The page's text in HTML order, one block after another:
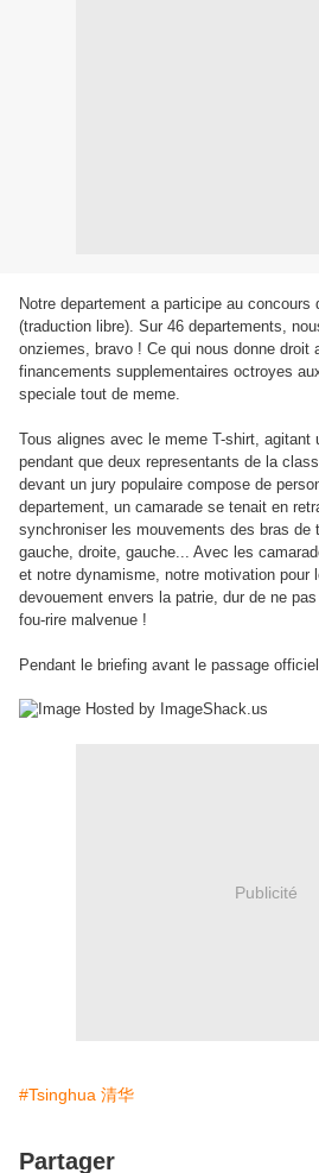
Notre departement a participe au concours
(traduction libre). Sur 46 departements,
onziemes, bravo ! Ce qui nous donne droit
financements supplementaires octroyes
speciale tout de meme.
Tous alignes avec le meme T-shirt, agitant
pendant que deux representants de la
devant un jury populaire compose de
departement, un camarade se tenait en
synchroniser les mouvements des bras de
gauche, droite, gauche... Avec les
et notre dynamisme, notre motivation pour
devouement envers la patrie, dur de ne
fou-rire malvenue !
Pendant le briefing avant le passage
Publicité
#Tsinghua 清华
Partager